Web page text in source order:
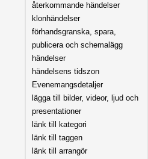
återkommande händelser
klonhändelser
förhandsgranska, spara,
publicera och schemalägg
händelser
händelsens tidszon
Evenemangsdetaljer
lägga till bilder, videor, ljud och
presentationer
länk till kategori
länk till taggen
länk till arrangör